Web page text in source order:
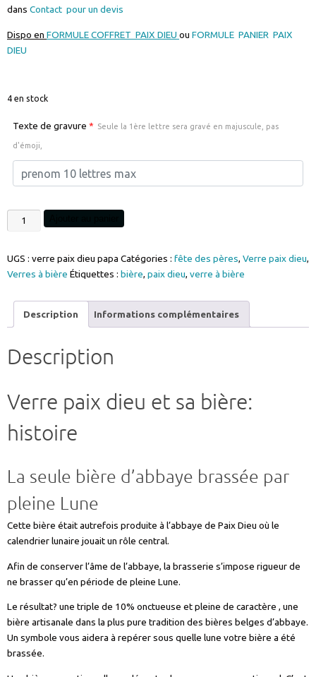
dans Contact pour un devis
Dispo en FORMULE COFFRET PAIX DIEU ou FORMULE PANIER PAIX
DIEU
4 en stock
Texte de gravure * Seule la 1ère lettre sera gravé en majuscule, pas
d'émoji,
quantité
de
paix
dieu
papa
personnalisable
25cl
UGS : verre paix dieu papa Catégories : fête des pères, Verre paix dieu,
Verres à bière Étiquettes : bière, paix dieu, verre à bière
Description Informations complémentaires
Description
Verre paix dieu et sa bière:
histoire
La seule bière d’abbaye brassée par
pleine Lune
Cette bière était autrefois produite à l’abbaye de Paix Dieu où le
calendrier lunaire jouait un rôle central.
Afin de conserver l’âme de l’abbaye, la brasserie s’impose rigueur de
ne brasser qu’en période de pleine Lune.
Le résultat? une triple de 10% onctueuse et pleine de caractère , une
bière artisanale dans la plus pure tradition des bières belges d’abbaye.
Un symbole vous aidera à repérer sous quelle lune votre bière a été
brassée.